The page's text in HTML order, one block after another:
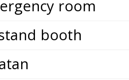
room
booth